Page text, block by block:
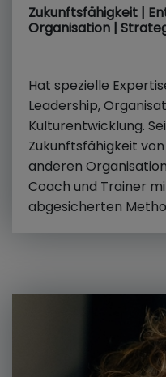
Zukunftsfähigkeit |
Organisation |
Hat spezielle
Leadership,
Kulturentwicklung.
Zukunftsfähigkeit
anderen
Coach und Trainer
abgesicherten